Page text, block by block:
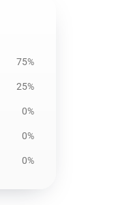
75%
25%
0%
0%
0%